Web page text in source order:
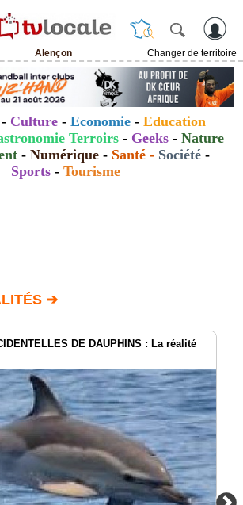
Alençon
Changer de territoire
Culture - Economie- Education
Terroirs- Geeks- Nature
- Numérique- Santé- Société-
Sports - Tourisme
➔
DE DAUPHINS : La réalité